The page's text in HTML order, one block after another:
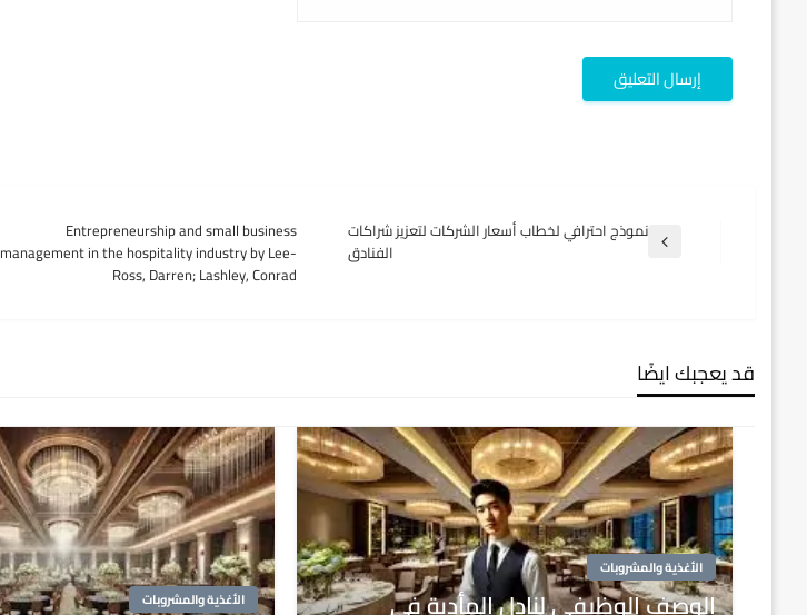
تصفّح
المقالة
نموذج احترافي لخطاب أسعار الشركات لتعزيز شراكات
الفنادق
المقالة
التالية
Entrepreneurship and small business
management in the hospitality industry by Lee-
Ross, Darren; Lashley, Conrad
قد يعجبك ايضًا
الأغذية والمشروبات
الوصف الوظيفي لنادل المأدبة في الأغذية والمشروبات